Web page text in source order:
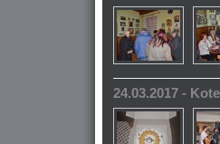
24.03.2017 -